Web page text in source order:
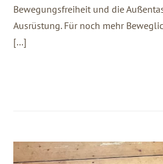
Bewegungsfreiheit und die
Ausrüstung. Für noch mehr
[…]